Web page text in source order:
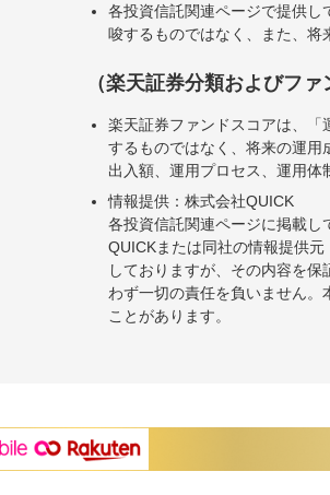
各投資信託関連ページで提供
唆するものではなく、また、
（楽天証券分類およびフ
楽天証券ファンドスコアは、
するものではなく、将来の運
出入額、運用プロセス、運用
情報提供：株式会社QUICK
各投資信託関連ページに掲載
QUICKまたは同社の情報提供
しておりますが、その内容を
わず一切の責任を負いません
ことがあります。